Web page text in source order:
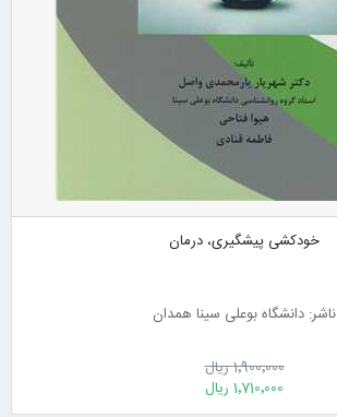
خودکشی پیشگیری، درمان
ناشر: دانشگاه بوعلی سینا همدان
1٬900٬000 ریال
1٬710٬000 ریال